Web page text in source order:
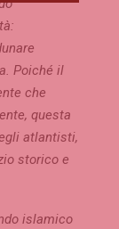
Poiché il
che
questa
atlantisti,
storico e
islamico